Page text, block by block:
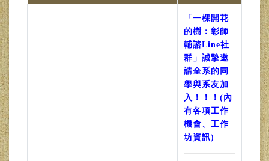
「一棵開花
的樹：彰師
輔諮Line社
群」誠摯邀
請全系的同
學與系友加
入！！！(內
有各項工作
機會、工作
坊資訊)